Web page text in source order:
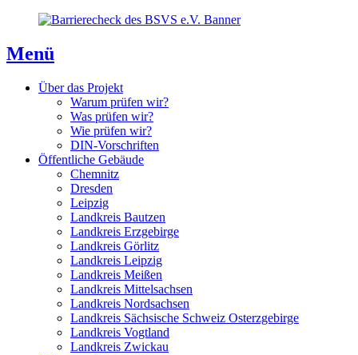
Inhaltsverzeichnis
Kontaktseite
Inhalt
Menü
Über das Projekt
Warum prüfen wir?
Was prüfen wir?
Wie prüfen wir?
DIN-Vorschriften
Öffentliche Gebäude
Chemnitz
Dresden
Leipzig
Landkreis Bautzen
Landkreis Erzgebirge
Landkreis Görlitz
Landkreis Leipzig
Landkreis Meißen
Landkreis Mittelsachsen
Landkreis Nordsachsen
Landkreis Sächsische Schweiz Osterzgebirge
Landkreis Vogtland
Landkreis Zwickau